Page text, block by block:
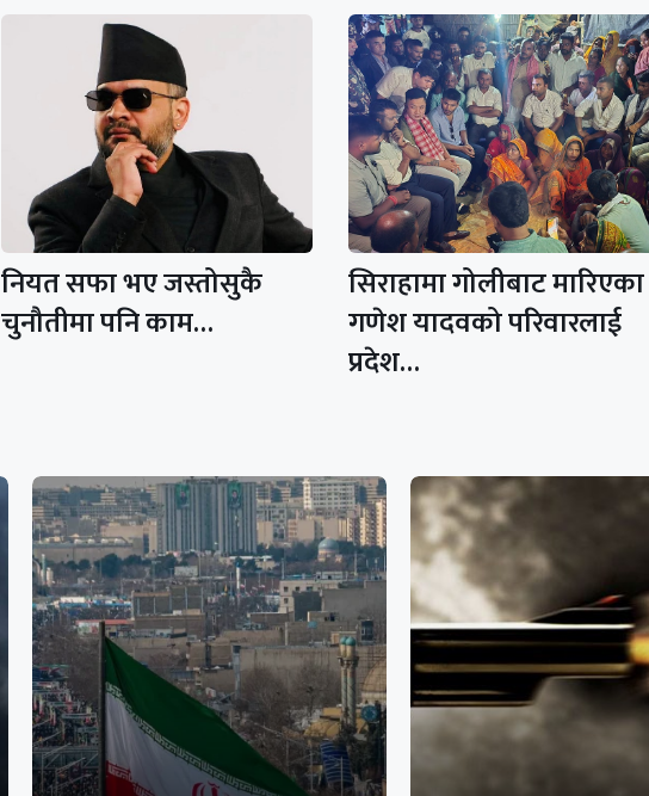
नियत सफा भए जस्तोसुकै
चुनौतीमा पनि काम…
सिराहामा गोलीबाट मारिएका
गणेश यादवको परिवारलाई
प्रदेश…